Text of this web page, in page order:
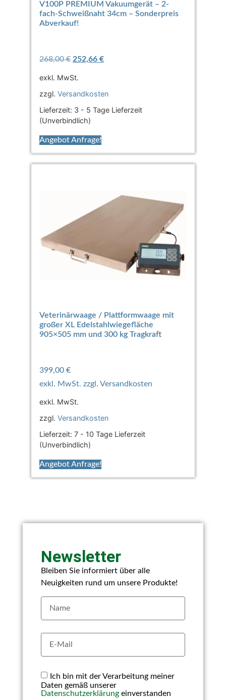
V100P PREMIUM Vakuumgerät – 2-
fach-Schweißnaht 34cm – Sonderpreis
Abverkauf!
268,00€ 252,66 €
exkl. MwSt.
zzgl. Versandkosten
Lieferzeit: 3 - 5 Tage Lieferzeit
(Unverbindlich)
Angebot Anfrage!
Veterinärwaage / Plattformwaage mit
großer XL Edelstahlwiegefläche
905×505 mm und 300 kg Tragkraft
399,00 €
exkl. MwSt.
zzgl. Versandkosten
Lieferzeit: 7 - 10 Tage Lieferzeit
(Unverbindlich)
Angebot Anfrage!
Newsletter
Bleiben Sie informiert über alle
Neuigkeiten rund um unsere Produkte!
Ich bin mit der Verarbeitung meiner
Daten gemäß unserer
Datenschutzerklärungeinverstanden